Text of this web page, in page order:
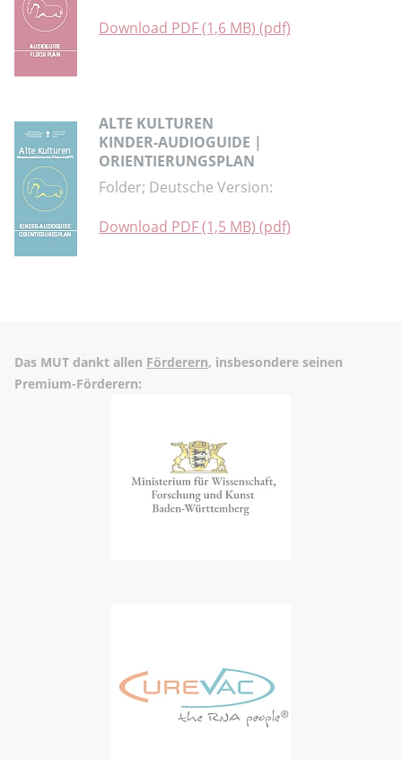
Download PDF (1,6 MB) (pdf)
ALTE KULTUREN
KINDER-AUDIOGUIDE |
ORIENTIERUNGSPLAN
Folder; Deutsche Version:
Download PDF (1,5 MB) (pdf)
Das MUT dankt allen Förderern, insbesondere seinen
Premium-Förderern: